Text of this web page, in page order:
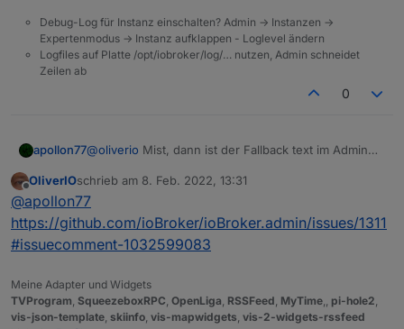
Debug-Log für Instanz einschalten? Admin -> Instanzen ->
Expertenmodus -> Instanz aufklappen - Loglevel ändern
Logfiles auf Platte /opt/iobroker/log/… nutzen, Admin schneidet
Zeilen ab
0
apollon77@oliverio Mist, dann ist der Fallback text im Admin
eins von Feuersturm das der Fallback Text anstelle
ein anderer angezeigt wird ... da am besten dazu
bitte
Offline
OliverIOschrieb am 8. Feb. 2022, 13:31
zuletzt editiert von
@apollon77
https://github.com/ioBroker/ioBroker.admin/issues/1311
#issuecomment-1032599083
Meine Adapter und Widgets
TVProgram SqueezeboxRPC OpenLiga RSSFeed MyTime pi-hole2
vis-json-template skiinfo vis-mapwidgets vis-2-widgets-rssfeed